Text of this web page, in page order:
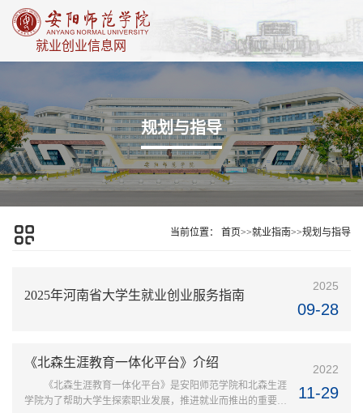
就业创业信息网
规划与指导
当前位置： 首页>>就业指南>>规划与指导
2025年河南省大学生就业创业服务指南
2025
09-28
《北森生涯教育一体化平台》介绍
《北森生涯教育一体化平台》是安阳师范学院和北森生涯
学院为了帮助大学生探索职业发展，推进就业而推出的重要工
2022
11-29